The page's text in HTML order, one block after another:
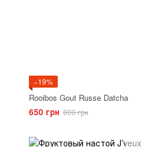
−19%
Rooibos Gout Russe Datcha
650 грн 800 грн